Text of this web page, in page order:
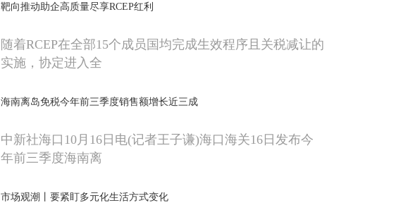
靶向推动助企高质量尽享RCEP红利
随着RCEP在全部15个成员国均完成生效程序且关税减让的
实施，协定进入全
海南离岛免税今年前三季度销售额增长近三成
中新社海口10月16日电(记者王子谦)海口海关16日发布今
年前三季度海南离
市场观潮丨要紧盯多元化生活方式变化